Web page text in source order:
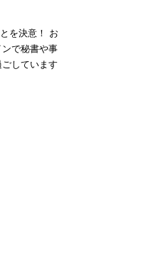
を決意！ お
で秘書や事
しています